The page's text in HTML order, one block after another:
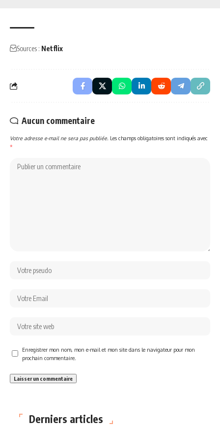
Sources : Netflix
Aucun commentaire
Votre adresse e-mail ne sera pas publiée. Les champs obligatoires sont indiqués avec
*
Enregistrer mon nom, mon e-mail et mon site dans le navigateur pour mon
prochain commentaire.
Derniers articles